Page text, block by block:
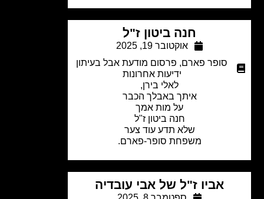
חנה ביטון ז"ל
אוקטובר 19, 2025
סופר פארם,פרסום מודעת אבל בעיתון
ידיעות אחרונות
לאלי בירן,
איתך באבלך הכבר
על מות אמך
חנה ביטון ז"ל
שלא תדע עוד צער
משפחת סופר-פארם.
אביו ז"ל של אבי עובדיה